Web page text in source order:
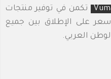
تكمن في توفير منتجات
على الإطلاق بين جميع
العربي.